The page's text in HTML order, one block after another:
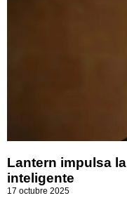
Lantern impulsa
inteligente
17 octubre 2025